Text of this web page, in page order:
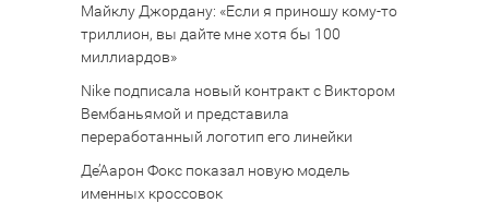
Майклу Джордану: «Если я приношу кому-то
триллион, вы дайте мне хотя бы 100
миллиардов»
Nike подписала новый контракт с Виктором
Вембаньямой и представила
переработанный логотип его линейки
Де’Аарон Фокс показал новую модель
именных кроссовок